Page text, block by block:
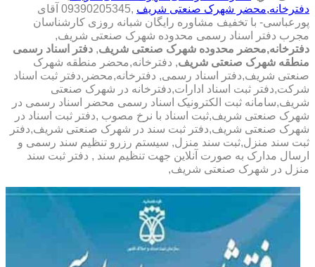
دفترخانه,محضر شهرک صنعتی شریف
,09390205345 آقای
پورعباسی- با تخفیف مشاوره رايگان شبانه روزی کارشناسان
مجرب دفتر اسناد رسمی محدوده شهرک صنعتی شریف,
دفترخانه,محضر محدوده شهرک صنعتی شریف, دفتر اسناد رسمی
منطقه شهرک صنعتی شریف, دفترخانه,محضر منطقه شهرک
صنعتی شریف,دفتر اسناد رسمی, دفترخانه,محضر,دفتر ثبت اسناد
شرکت,دفتر ثبت اسناد ادارات,دفترخانه در شهرک صنعتی
شریف,سامانه ثبت الکترونیک اسناد رسمی محضر اسناد رسمی در
شهرک صنعتی شریف,ثبت اسناد با نرخ مصوب ,دفتر ثبت اسناد در
شهرک صنعتی شریف,دفتر ثبت سند در شهرک صنعتی شریف,دفتر
ثبت سند منزل,ثبت سند منزل, سیستم رزرو تنظیم سند رسمی و
ارسال مدارک به صورت آنلاین جهت تنظیم سند , دفتر ثبت سند
منزل در شهرک صنعتی شریف,